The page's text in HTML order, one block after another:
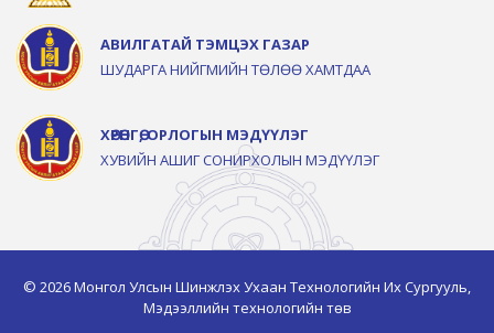
АВИЛГАТАЙ ТЭМЦЭХ ГАЗАР
ШУДАРГА НИЙГМИЙН ТӨЛӨӨ ХАМТДАА
ХӨРӨНГӨ, ОРЛОГЫН МЭДҮҮЛЭГ
ХУВИЙН АШИГ СОНИРХОЛЫН МЭДҮҮЛЭГ
© 2026 Монгол Улсын Шинжлэх Ухаан Технологийн Их Сургууль,
Мэдээллийн технологийн төв